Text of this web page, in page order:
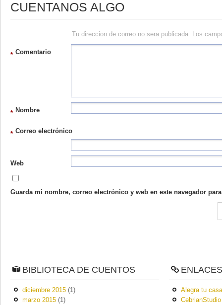
CUENTANOS ALGO
Tu direccion de correo no sera publicada. Los
Comentario
*
Nombre
*
Correo electrónico
*
Web
Guarda mi nombre, correo electrónico y web en este navegador
BIBLIOTECA DE CUENTOS
diciembre 2015 (1)
marzo 2015 (1)
ENLACES
Alegra tu
CebrianStudio